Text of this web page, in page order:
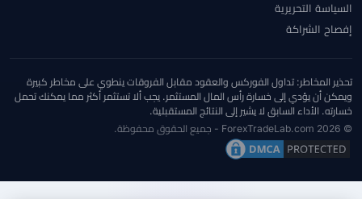
السياسة التحريرية
إفصاح الشراكة
تحذير المخاطر: تداول الفوركس والعقود مقابل الفروقات ينطوي على مخاطر كبيرة
ويمكن أن يؤدي إلى خسارة رأس المال المستثمر. يجب ألا تستثمر أكثر مما يمكنك تحمل
خسارته. الأداء السابق لا يشير إلى النتائج المستقبلية.
© 2026 ForexTradeLab.com - جميع الحقوق محفوظة.